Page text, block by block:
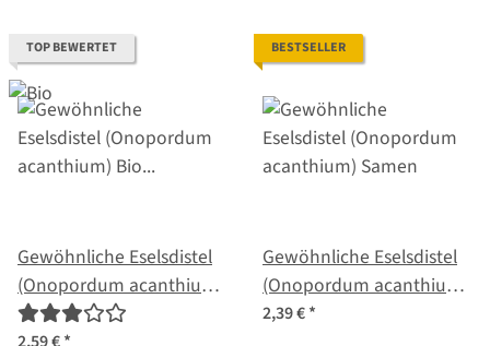
TOP BEWERTET
Gewöhnliche Eselsdistel
(Onopordum acanthium)
Bio Saatgut
BESTSELLER
Gewöhnliche Eselsdistel
(Onopordum acanthium)
Samen
2,39 €*